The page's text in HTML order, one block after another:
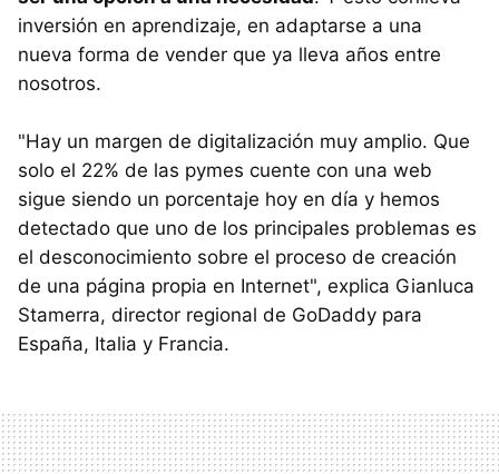
inversión en aprendizaje, en adaptarse a una
nueva forma de vender que ya lleva años entre
nosotros.
"Hay un margen de digitalización muy amplio. Que
solo el 22% de las pymes cuente con una web
sigue siendo un porcentaje hoy en día y hemos
detectado que uno de los principales problemas es
el desconocimiento sobre el proceso de creación
de una página propia en Internet", explica Gianluca
Stamerra, director regional de GoDaddy para
España, Italia y Francia.